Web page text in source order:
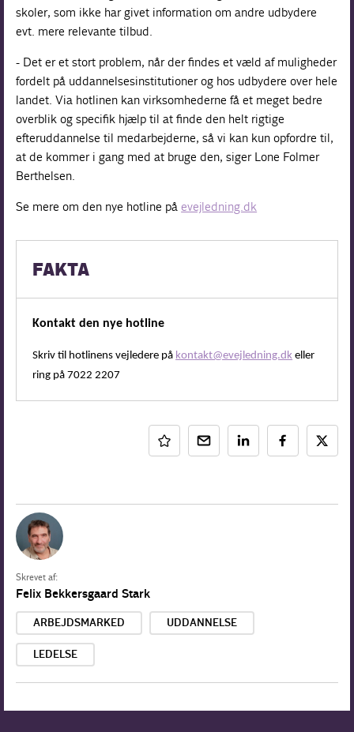
skoler, som ikke har givet information om andre udbydere
evt. mere relevante tilbud.
- Det er et stort problem, når der findes et væld af muligheder
fordelt på uddannelsesinstitutioner og hos udbydere over hele
landet. Via hotlinen kan virksomhederne få et meget bedre
overblik og specifik hjælp til at finde den helt rigtige
efteruddannelse til medarbejderne, så vi kan kun opfordre til,
at de kommer i gang med at bruge den, siger Lone Folmer
Berthelsen.
Se mere om den nye hotline påevejledning.dk
FAKTA
Kontakt den nye hotline
Skriv til hotlinens vejledere på kontakt@evejledning.dk eller
ring på 7022 2207
Skrevet af:
Felix Bekkersgaard Stark
ARBEJDSMARKED UDDANNELSE
LEDELSE